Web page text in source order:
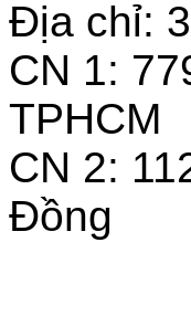
Địa chỉ:
CN 1:
TPHCM
CN 2:
Đồng